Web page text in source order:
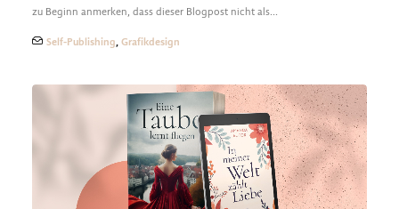
zu Beginn anmerken, dass dieser Blogpost nicht als…
Self-Publishing, Grafikdesign